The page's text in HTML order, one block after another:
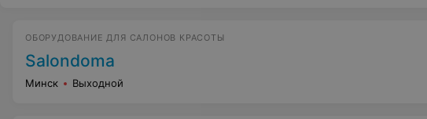
ОБОРУДОВАНИЕ ДЛЯ САЛОНОВ КРАСОТЫ
Salondoma
Минск Выходной